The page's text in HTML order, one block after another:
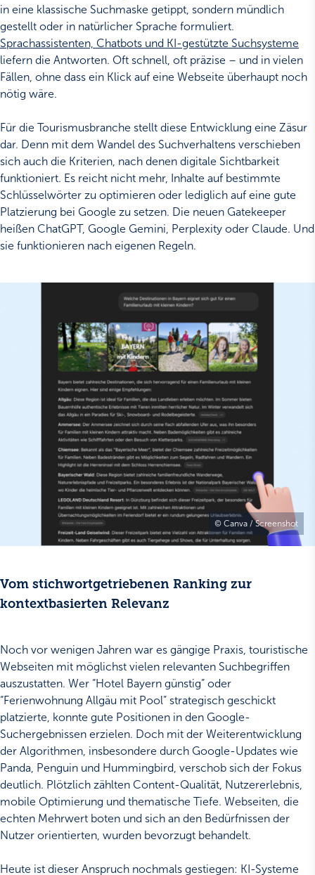
in eine klassische Suchmaske getippt, sondern mündlich
gestellt oder in natürlicher Sprache formuliert.
Sprachassistenten, Chatbots und KI-gestützte Suchsysteme
liefern die Antworten. Oft schnell, oft präzise – und in vielen
Fällen, ohne dass ein Klick auf eine Webseite überhaupt noch
nötig wäre.
Für die Tourismusbranche stellt diese Entwicklung eine Zäsur
dar. Denn mit dem Wandel des Suchverhaltens verschieben
sich auch die Kriterien, nach denen digitale Sichtbarkeit
funktioniert. Es reicht nicht mehr, Inhalte auf bestimmte
Schlüsselwörter zu optimieren oder lediglich auf eine gute
Platzierung bei Google zu setzen. Die neuen Gatekeeper
heißen ChatGPT, Google Gemini, Perplexity oder Claude. Und
sie funktionieren nach eigenen Regeln.
© Canva / Screenshot
Vom stichwortgetriebenen Ranking zur
kontextbasierten Relevanz
Noch vor wenigen Jahren war es gängige Praxis, touristische
Webseiten mit möglichst vielen relevanten Suchbegriffen
auszustatten. Wer “Hotel Bayern günstig” oder
“Ferienwohnung Allgäu mit Pool” strategisch geschickt
platzierte, konnte gute Positionen in den Google-
Suchergebnissen erzielen. Doch mit der Weiterentwicklung
der Algorithmen, insbesondere durch Google-Updates wie
Panda, Penguin und Hummingbird, verschob sich der Fokus
deutlich. Plötzlich zählten Content-Qualität, Nutzererlebnis,
mobile Optimierung und thematische Tiefe. Webseiten, die
echten Mehrwert boten und sich an den Bedürfnissen der
Nutzer orientierten, wurden bevorzugt behandelt.
Heute ist dieser Anspruch nochmals gestiegen: KI-Systeme